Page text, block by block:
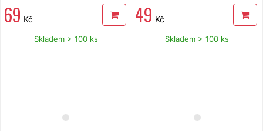
69 Kč
Skladem > 100 ks
49 Kč
Skladem > 100 ks